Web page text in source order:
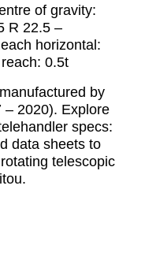
of gravity:
R 22.5 –
horizontal:
0.5t
by
– 2020). Explore
specs:
data sheets to
telescopic